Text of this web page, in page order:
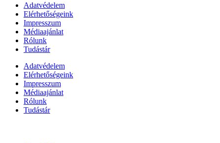
Adatvédelem
Elérhetőségeink
Impresszum
Médiaajánlat
Rólunk
Tudástár
Adatvédelem
Elérhetőségeink
Impresszum
Médiaajánlat
Rólunk
Tudástár